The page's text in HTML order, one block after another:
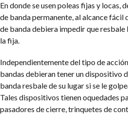
En donde se usen poleas fijas y locas,
de banda permanente, al alcance fácil
de banda debiera impedir que resbale
la fija.
Independientemente del tipo de
bandas debieran tener un dispositivo
banda resbale de su lugar si se le
Tales dispositivos tienen oquedades
pasadores de cierre, trinquetes de